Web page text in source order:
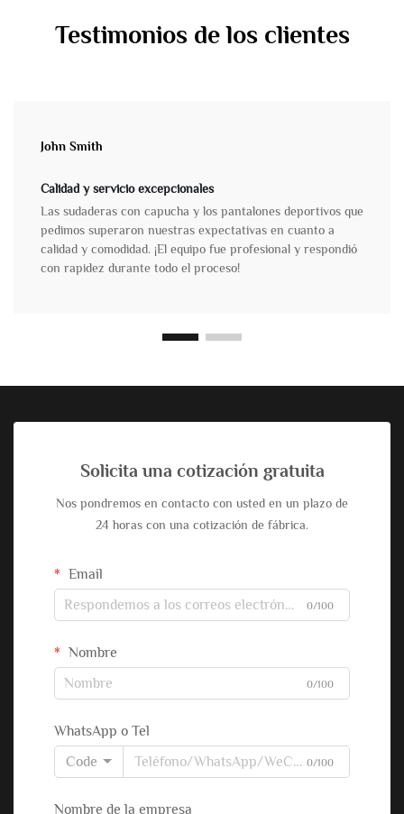
Testimonios de los clientes
John Smith
Calidad y servicio excepcionales
Las sudaderas con capucha y los pantalones deportivos que
pedimos superaron nuestras expectativas en cuanto a
calidad y comodidad. ¡El equipo fue profesional y respondió
con rapidez durante todo el proceso!
Solicita una cotización gratuita
Nos pondremos en contacto con usted en un plazo de
24 horas con una cotización de fábrica.
Email
0/100
Nombre
0/100
WhatsApp o Tel
Code
0/100
Nombre de la empresa